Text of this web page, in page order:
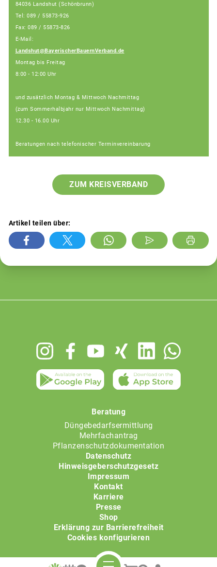
84036 Landshut (Schönbrunn)
Tel: 089 / 55873-926
Fax: 089 / 55873-826
E-Mail:
Landshut@BayerischerBauernVerband.de
Montag bis Freitag
8:00 - 12:00 Uhr
und zusätzlich Montag & Mittwoch Nachmittag
(zum Sommerhalbjahr nur Mittwoch Nachmittag)
12.30 - 16.00 Uhr
Beratungen nach telefonischer Terminvereinbarung
ZUM KREISVERBAND
Artikel teilen über:
Beratung
Düngebedarfsermittlung
Mehrfachantrag
Pflanzenschutzdokumentation
Datenschutz
Hinweisgeberschutzgesetz
Impressum
Kontakt
Karriere
Presse
Shop
Erklärung zur Barrierefreiheit
Cookies konfigurieren